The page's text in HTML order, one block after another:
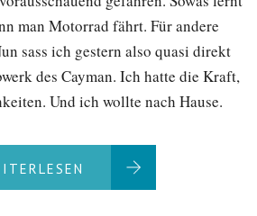
man Motorrad fährt. Für andere
sass ich gestern also quasi direkt
des Cayman. Ich hatte die Kraft,
Und ich wollte nach Hause.